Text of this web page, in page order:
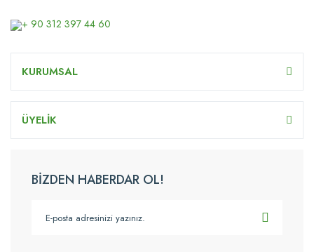
+ 90 312 397 44 60
KURUMSAL
ÜYELİK
BİZDEN HABERDAR OL!